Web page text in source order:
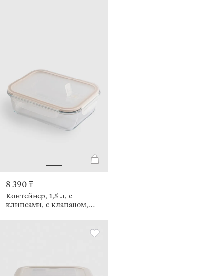
8 390 ₸
Контейнер, 1,5 л, с
клипсами, с клапаном,